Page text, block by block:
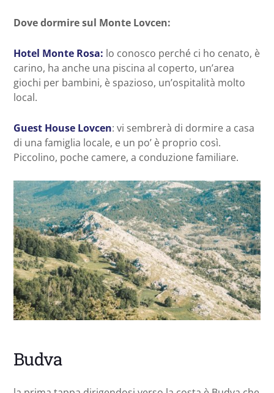
Dove dormire sul Monte Lovcen:
Hotel Monte Rosa: lo conosco perché ci ho cenato, è
carino, ha anche una piscina al coperto, un’area
giochi per bambini, è spazioso, un’ospitalità molto
local.
Guest House Lovcen: vi sembrerà di dormire a casa
di una famiglia locale, e un po’ è proprio così.
Piccolino, poche camere, a conduzione familiare.
Budva